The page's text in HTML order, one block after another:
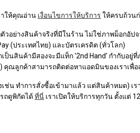
ำให้คุณอ่าน เงื่อนไขการให้บริการ ให้ครบถ้วน
อย่างสินค้าจริงที่มีในร้าน ไม่ใช่ภาพม็อกอัปจ
(ประเทศไทย) และบัตรเครดิต (ทั่วโลก)
ป็นสินค้ามีสองจะมีแท็ก '2nd Hand' กำกับอยู่
ณลูกค้าสามารถติดต่อหาแอดมินของเราเพื่อ
เช่น ทำการสั่งซื้อเข้ามาแล้ว แต่สินค้าหมด)
ถดูพิกัดได้ ที่นี่ เราเปิดให้บริการทุกวัน ตั้งแต่